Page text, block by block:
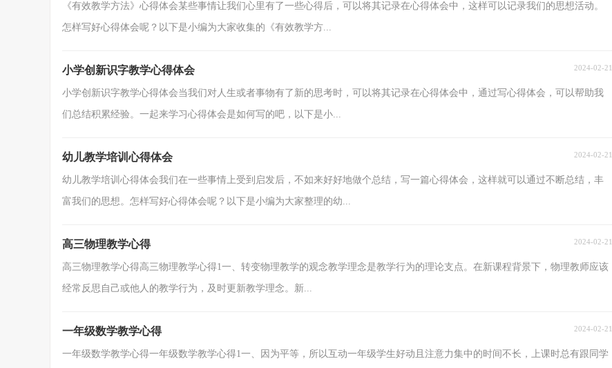
《有效教学方法》心得体会某些事情让我们心里有了一些心得后，可以将其记录在心得体会中，这样可以记录我们的思想活动。
怎样写好心得体会呢？以下是小编为大家收集的《有效教学方...
小学创新识字教学心得体会 2024-02-21
小学创新识字教学心得体会当我们对人生或者事物有了新的思考时，可以将其记录在心得体会中，通过写心得体会，可以帮助我
们总结积累经验。一起来学习心得体会是如何写的吧，以下是小...
幼儿教学培训心得体会 2024-02-21
幼儿教学培训心得体会我们在一些事情上受到启发后，不如来好好地做个总结，写一篇心得体会，这样就可以通过不断总结，丰
富我们的思想。怎样写好心得体会呢？以下是小编为大家整理的幼...
高三物理教学心得 2024-02-21
高三物理教学心得高三物理教学心得1一、转变物理教学的观念教学理念是教学行为的理论支点。在新课程背景下，物理教师应该
经常反思自己或他人的教学行为，及时更新教学理念。新...
一年级数学教学心得 2024-02-21
一年级数学教学心得一年级数学教学心得1一、因为平等，所以互动一年级学生好动且注意力集中的时间不长，上课时总有跟同学